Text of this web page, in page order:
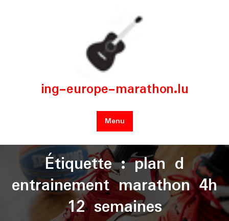
ing-europe-marathon.lu
Menu
Étiquette :plan d
entrainement marathon 4h
12 semaines